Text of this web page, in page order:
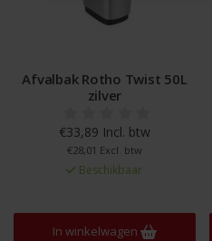
Afvalbak Rotho Twist 50L
zilver
€33,89 Incl. btw
€28,01 Excl. btw
Beschikbaar
In winkelwagen